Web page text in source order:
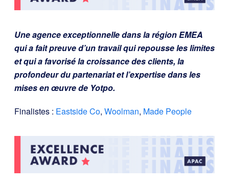
Une agence exceptionnelle dans la région EMEA
qui a fait preuve d’un travail qui repousse les limites
et qui a favorisé la croissance des clients, la
profondeur du partenariat et l’expertise dans les
mises en œuvre de Yotpo.
Finalistes : Eastside Co, Woolman, Made People